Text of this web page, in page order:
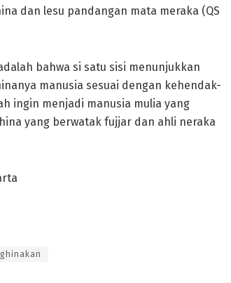
dan lesu pandangan mata meraka (QS
bahwa si satu sisi menunjukkan
manusia sesuai dengan kehendak-
ingin menjadi manusia mulia yang
yang berwatak fujjar dan ahli neraka